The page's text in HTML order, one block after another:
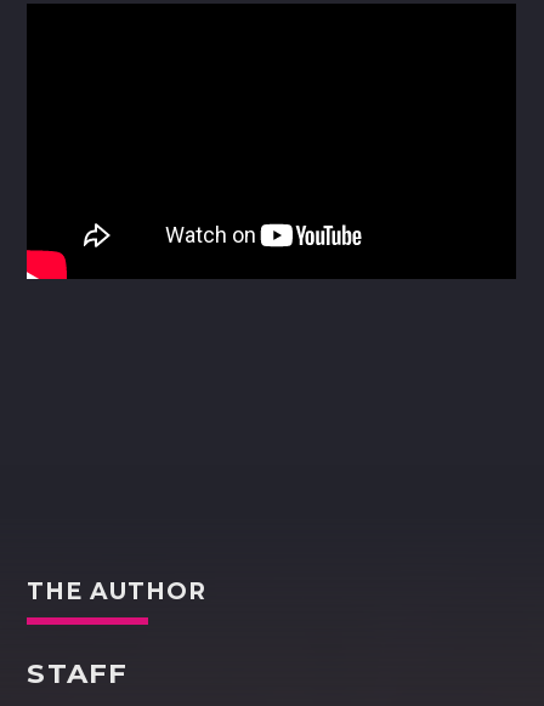
THE AUTHOR
STAFF